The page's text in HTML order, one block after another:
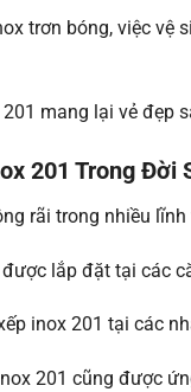
trơn bóng, việc
mang lại vẻ đẹp
201 Trong Đời
rãi trong nhiều
lắp đặt tại các
inox 201 tại các
201 cũng được